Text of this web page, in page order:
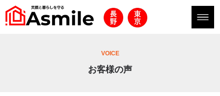
VOICE
お客様の声